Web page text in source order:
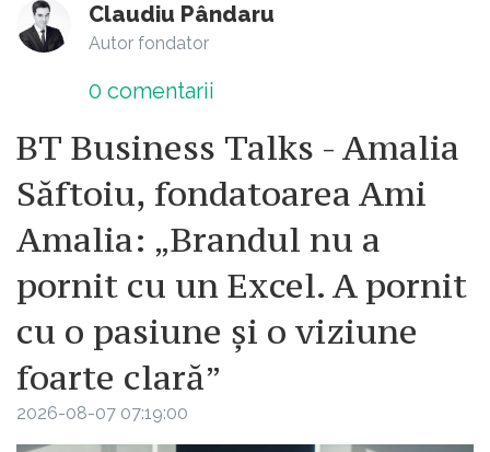
Claudiu Pândaru
Autor fondator
0 comentarii
BT Business Talks - Amalia
Săftoiu, fondatoarea Ami
Amalia: „Brandul nu a
pornit cu un Excel. A pornit
cu o pasiune și o viziune
foarte clară”
2026-08-07 07:19:00